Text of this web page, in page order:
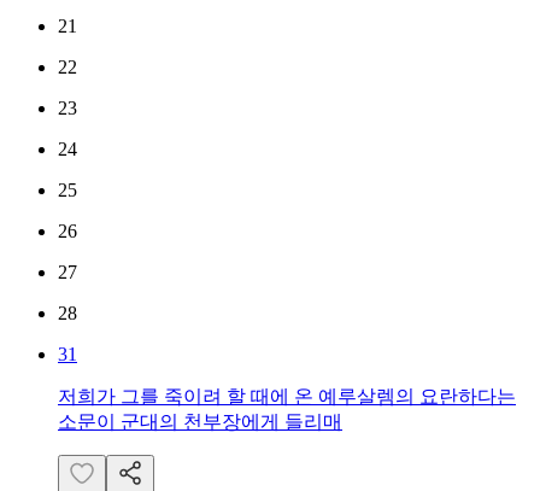
21
22
23
24
25
26
27
28
31
저희가 그를 죽이려 할 때에 온 예루살렘의 요란하다는
소문이 군대의 천부장에게 들리매